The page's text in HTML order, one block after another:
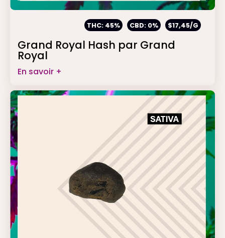
THC: 45% CBD: 0% $17,45/G
Grand Royal Hash par Grand
Royal
En savoir +